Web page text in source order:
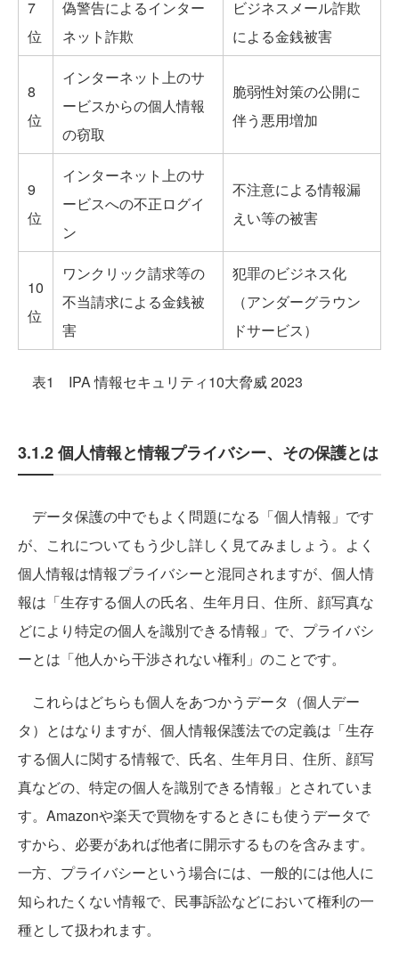
7
位
偽警告によるインター
ネット詐欺
ビジネスメール詐欺
による金銭被害
8
位
インターネット上のサ
ービスからの個人情報
の窃取
脆弱性対策の公開に
伴う悪用増加
9
位
インターネット上のサ
ービスへの不正ログイ
ン
不注意による情報漏
えい等の被害
10
位
ワンクリック請求等の
不当請求による金銭被
害
犯罪のビジネス化
（アンダーグラウン
ドサービス）
表1 IPA 情報セキュリティ10大脅威 2023
3.1.2 個人情報と情報プライバシー、その保護とは
データ保護の中でもよく問題になる「個人情報」です
が、これについてもう少し詳しく見てみましょう。よく
個人情報は情報プライバシーと混同されますが、個人情
報は「生存する個人の氏名、生年月日、住所、顔写真な
どにより特定の個人を識別できる情報」で、プライバシ
ーとは「他人から干渉されない権利」のことです。
これらはどちらも個人をあつかうデータ（個人デー
タ）とはなりますが、個人情報保護法での定義は「生存
する個人に関する情報で、氏名、生年月日、住所、顔写
真などの、特定の個人を識別できる情報」とされていま
す。Amazonや楽天で買物をするときにも使うデータで
すから、必要があれば他者に開示するものを含みます。
一方、プライバシーという場合には、一般的には他人に
知られたくない情報で、民事訴訟などにおいて権利の一
種として扱われます。